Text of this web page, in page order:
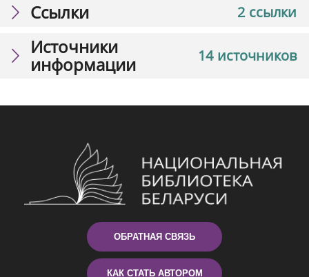
2 ссылки
Ссылки
14 источников
Источники
информации
ОБРАТНАЯ СВЯЗЬ
КАК СТАТЬ АВТОРОМ